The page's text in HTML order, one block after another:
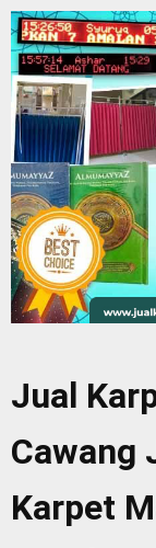
Jual
Cawang
Karpet